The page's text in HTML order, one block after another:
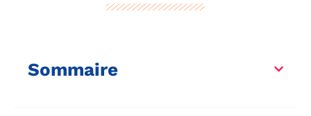
Sommaire